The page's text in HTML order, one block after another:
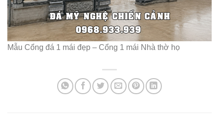
Mẫu Cổng đá 1 mái đẹp – Cổng 1 mái Nhà thờ họ